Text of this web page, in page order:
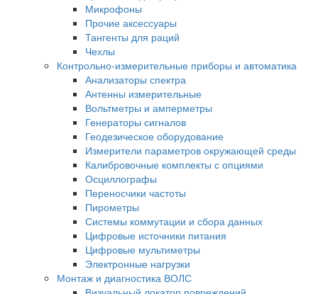
Микрофоны
Прочие аксессуары
Тангенты для раций
Чехлы
Контрольно-измерительные приборы и автоматика
Анализаторы спектра
Антенны измерительные
Вольтметры и амперметры
Генераторы сигналов
Геодезическое оборудование
Измерители параметров окружающей среды
Калибровочные комплекты с опциями
Осциллографы
Переносчики частоты
Пирометры
Системы коммутации и сбора данных
Цифровые источники питания
Цифровые мультиметры
Электронные нагрузки
Монтаж и диагностика ВОЛС